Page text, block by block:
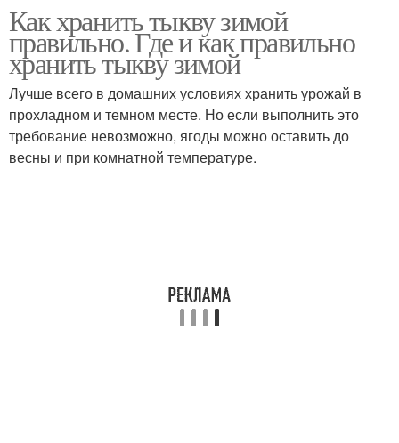
Тыквы для посадки Тыквы на зиму
Карамельная тыква
Тыквы для
длительного хранения
Как хранить тыкву зимой
правильно. Где и как правильно
хранить тыкву зимой
Лучше всего в домашних условиях хранить урожай в
прохладном и темном месте. Но если выполнить это
требование невозможно, ягоды можно оставить до
весны и при комнатной температуре.